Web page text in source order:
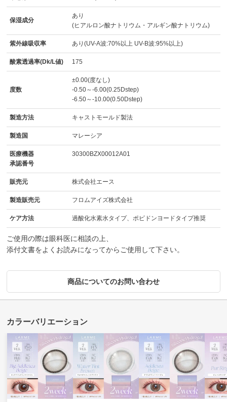
保湿成分
あり
(ヒアルロン酸ナトリウム・アルギン酸ナトリウム)
紫外線吸収率 あり(UV-A波:70%以上 UV-B波:95%以上)
酸素透過率(Dk/L値) 175
度数
±0.00(度なし)
-0.50～-6.00(0.25Dstep)
-6.50～-10.00(0.50Dstep)
製造方法 キャストモールド製法
製造国 マレーシア
医療機器
承認番号
30300BZX00012A01
販売元 株式会社エース
製造販売元 フロムアイズ株式会社
ケア方法 過酸化水素水タイプ、ポピドンヨードタイプ推奨
ご使用の際は眼科医に相談の上、
添付文書をよくお読みになってからご使用して下さい。
商品についてのお問い合わせ